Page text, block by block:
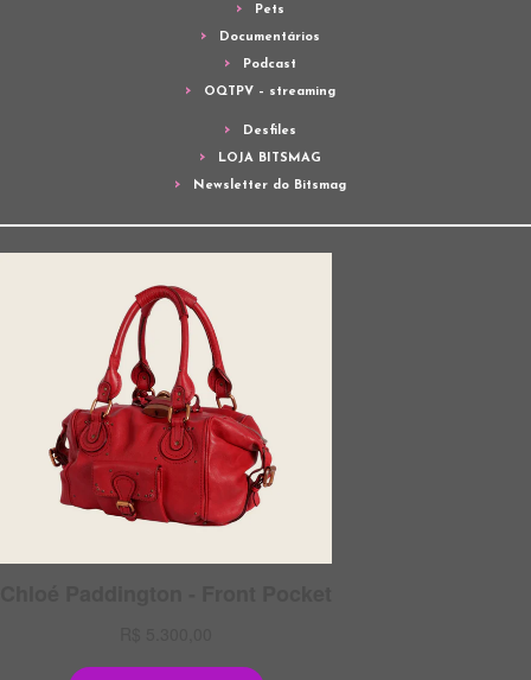
Pets
Documentários
Podcast
OQTPV – streaming
Desfiles
LOJA BITSMAG
Newsletter do Bitsmag